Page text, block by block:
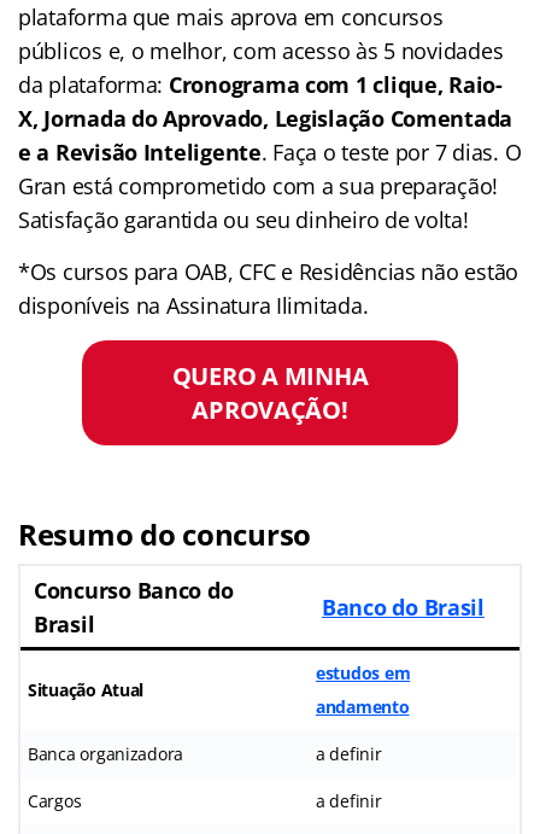
plataforma que mais aprova em concursos
públicos e, o melhor, com acesso às 5 novidades
da plataforma: Cronograma com 1 clique, Raio-
X, Jornada do Aprovado, Legislação Comentada
e a Revisão Inteligente. Faça o teste por 7 dias. O
Gran está comprometido com a sua preparação!
Satisfação garantida ou seu dinheiro de volta!
*Os cursos para OAB, CFC e Residências não estão
disponíveis na Assinatura Ilimitada.
QUERO A MINHA
APROVAÇÃO!
Resumo do concurso
Concurso Banco do
Brasil
Banco do Brasil
Situação Atual
estudos em
andamento
Banca organizadora a definir
Cargos a definir